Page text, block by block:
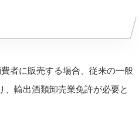
者に販売する場合、従来の一般
輸出酒類卸売業免許が必要と